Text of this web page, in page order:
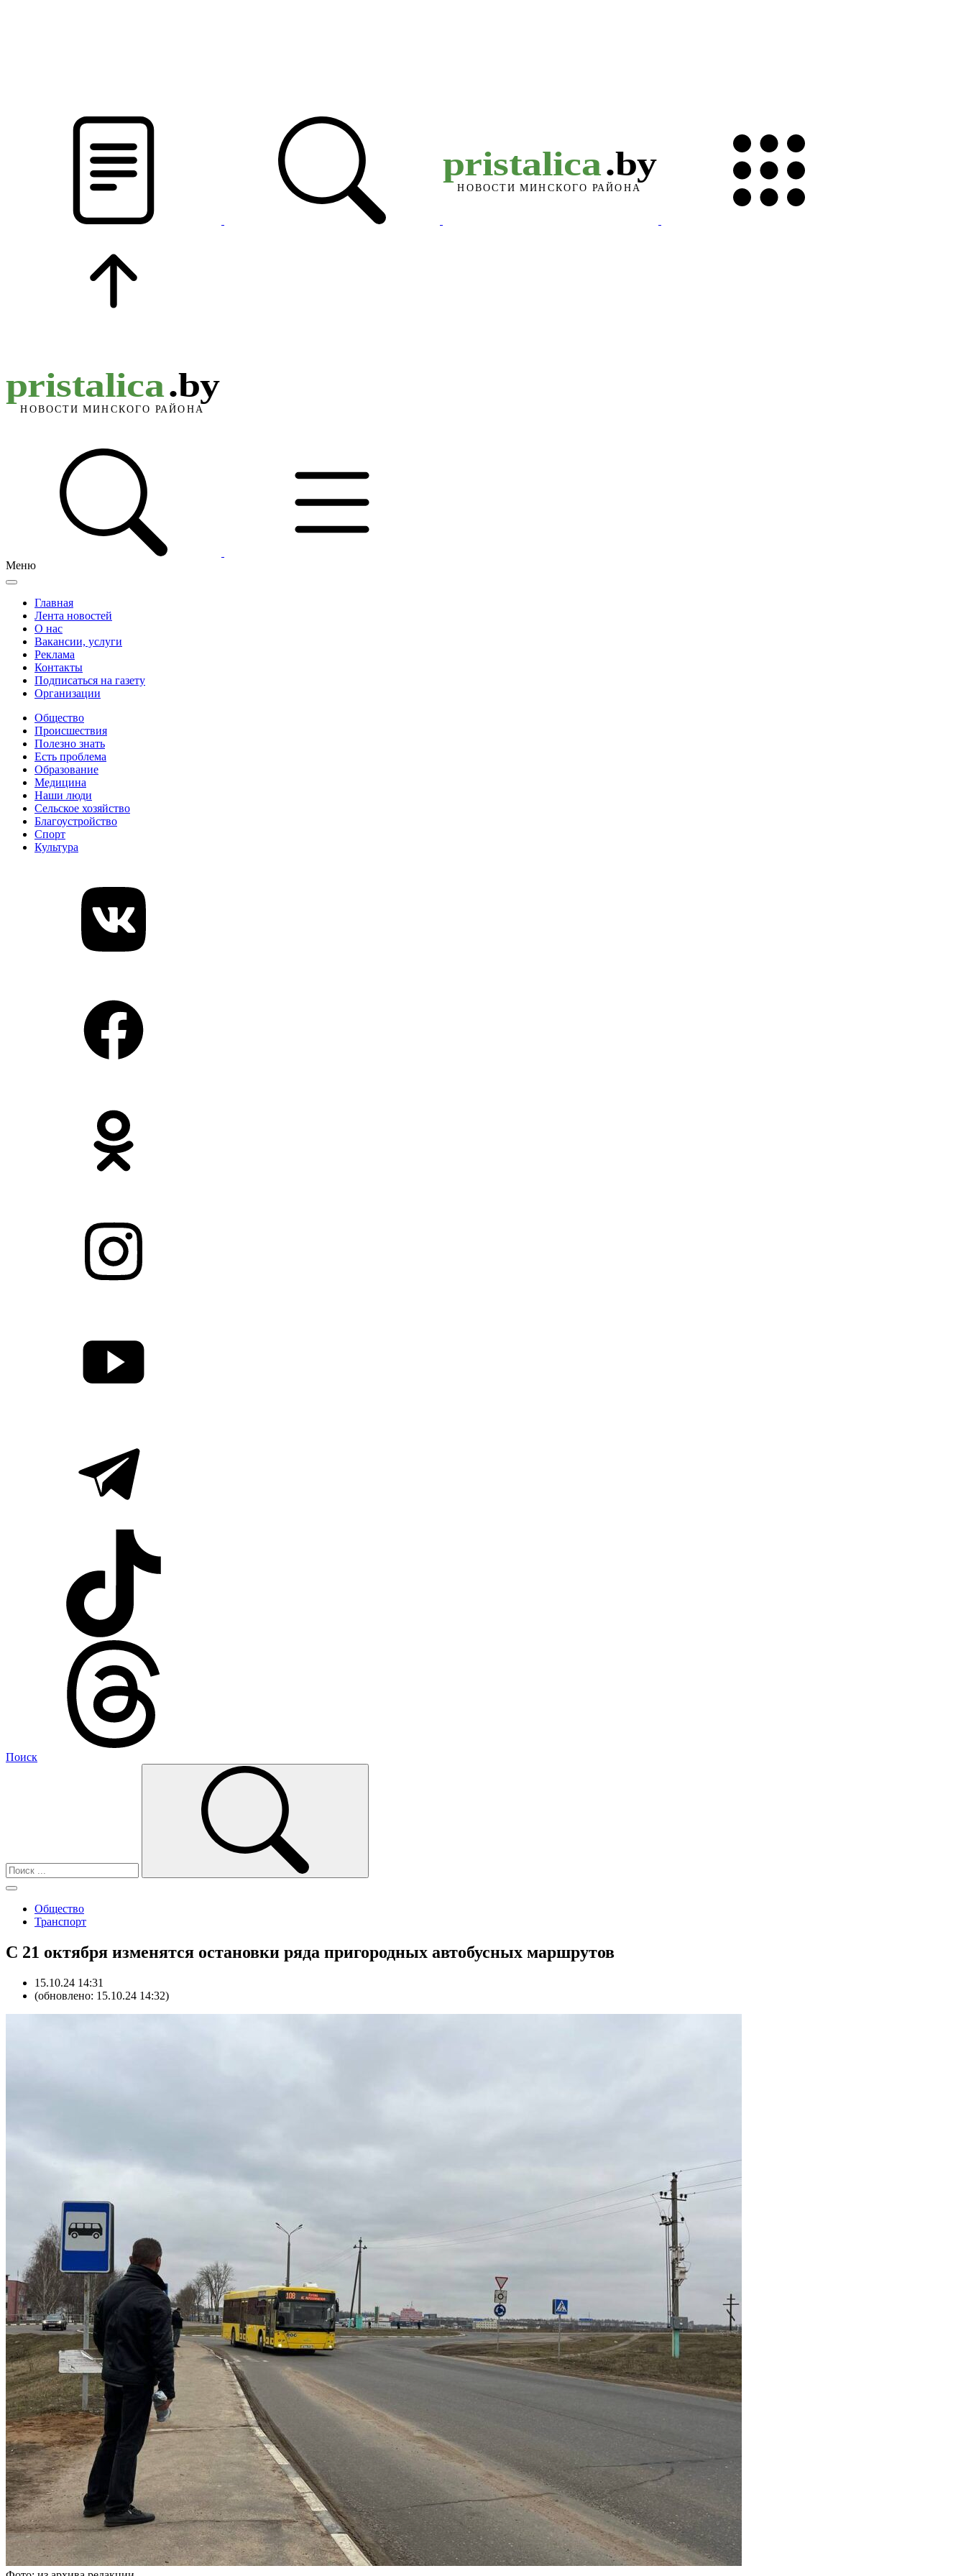
Меню
Главная
Лента новостей
О нас
Вакансии, услуги
Реклама
Контакты
Подписаться на газету
Организации
Общество
Происшествия
Полезно знать
Есть проблема
Образование
Медицина
Наши люди
Сельское хозяйство
Благоустройство
Спорт
Культура
Поиск
Общество
Транспорт
С 21 октября изменятся остановки ряда пригородных автобусных маршрутов
15.10.24 14:31
(обновлено: 15.10.24 14:32)